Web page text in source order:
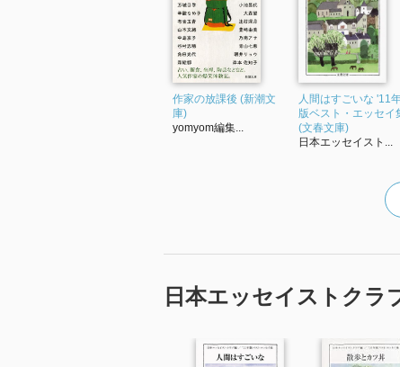
作家の放課後 (新潮文
庫)
yomyom編集...
人間はすごいな '11
版ベスト・エッセイ
(文春文庫)
日本エッセイスト...
日本エッセイストクラ